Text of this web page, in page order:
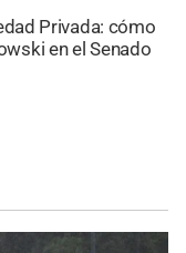
Privada: cómo
en el Senado